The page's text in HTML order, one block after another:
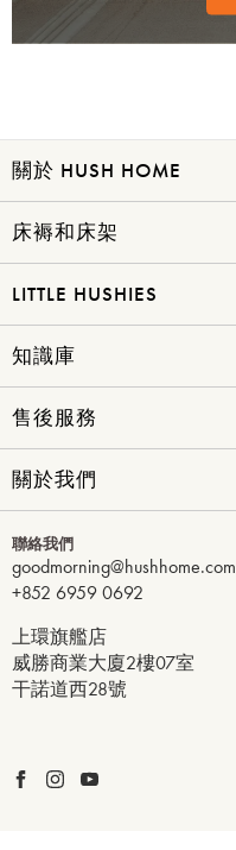
關於 HUSH HOME
床褥和床架
LITTLE HUSHIES
知識庫
售後服務
關於我們
聯絡我們
goodmorning@hushhome.com
+852 6959 0692
上環旗艦店
威勝商業大廈2樓07室
干諾道西28號